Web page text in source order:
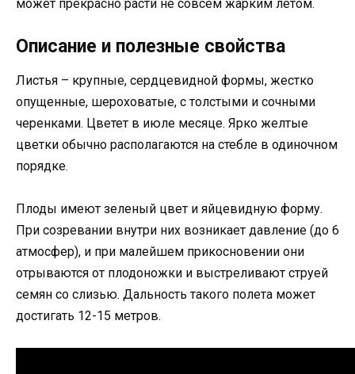
может прекрасно расти не совсем жарким летом.
Описание и полезные свойства
Листья – крупные, сердцевидной формы, жестко
опущенные, шероховатые, с толстыми и сочными
черенками. Цветет в июле месяце. Ярко желтые
цветки обычно располагаются на стебле в одиночном
порядке.
Плоды имеют зеленый цвет и яйцевидную форму.
При созревании внутри них возникает давление (до 6
атмосфер), и при малейшем прикосновении они
отрываются от плодоножки и выстреливают струей
семян со слизью. Дальность такого полета может
достигать 12-15 метров.